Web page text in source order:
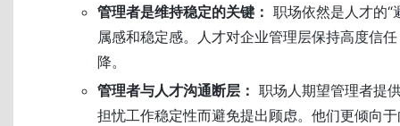
管理者是维持稳定的关键： 职场依然是人才的“
属感和稳定感。人才对企业管理层保持高度信
降。
管理者与人才沟通断层： 职场人期望管理者提
担忧工作稳定性而避免提出顾虑。他们更倾向